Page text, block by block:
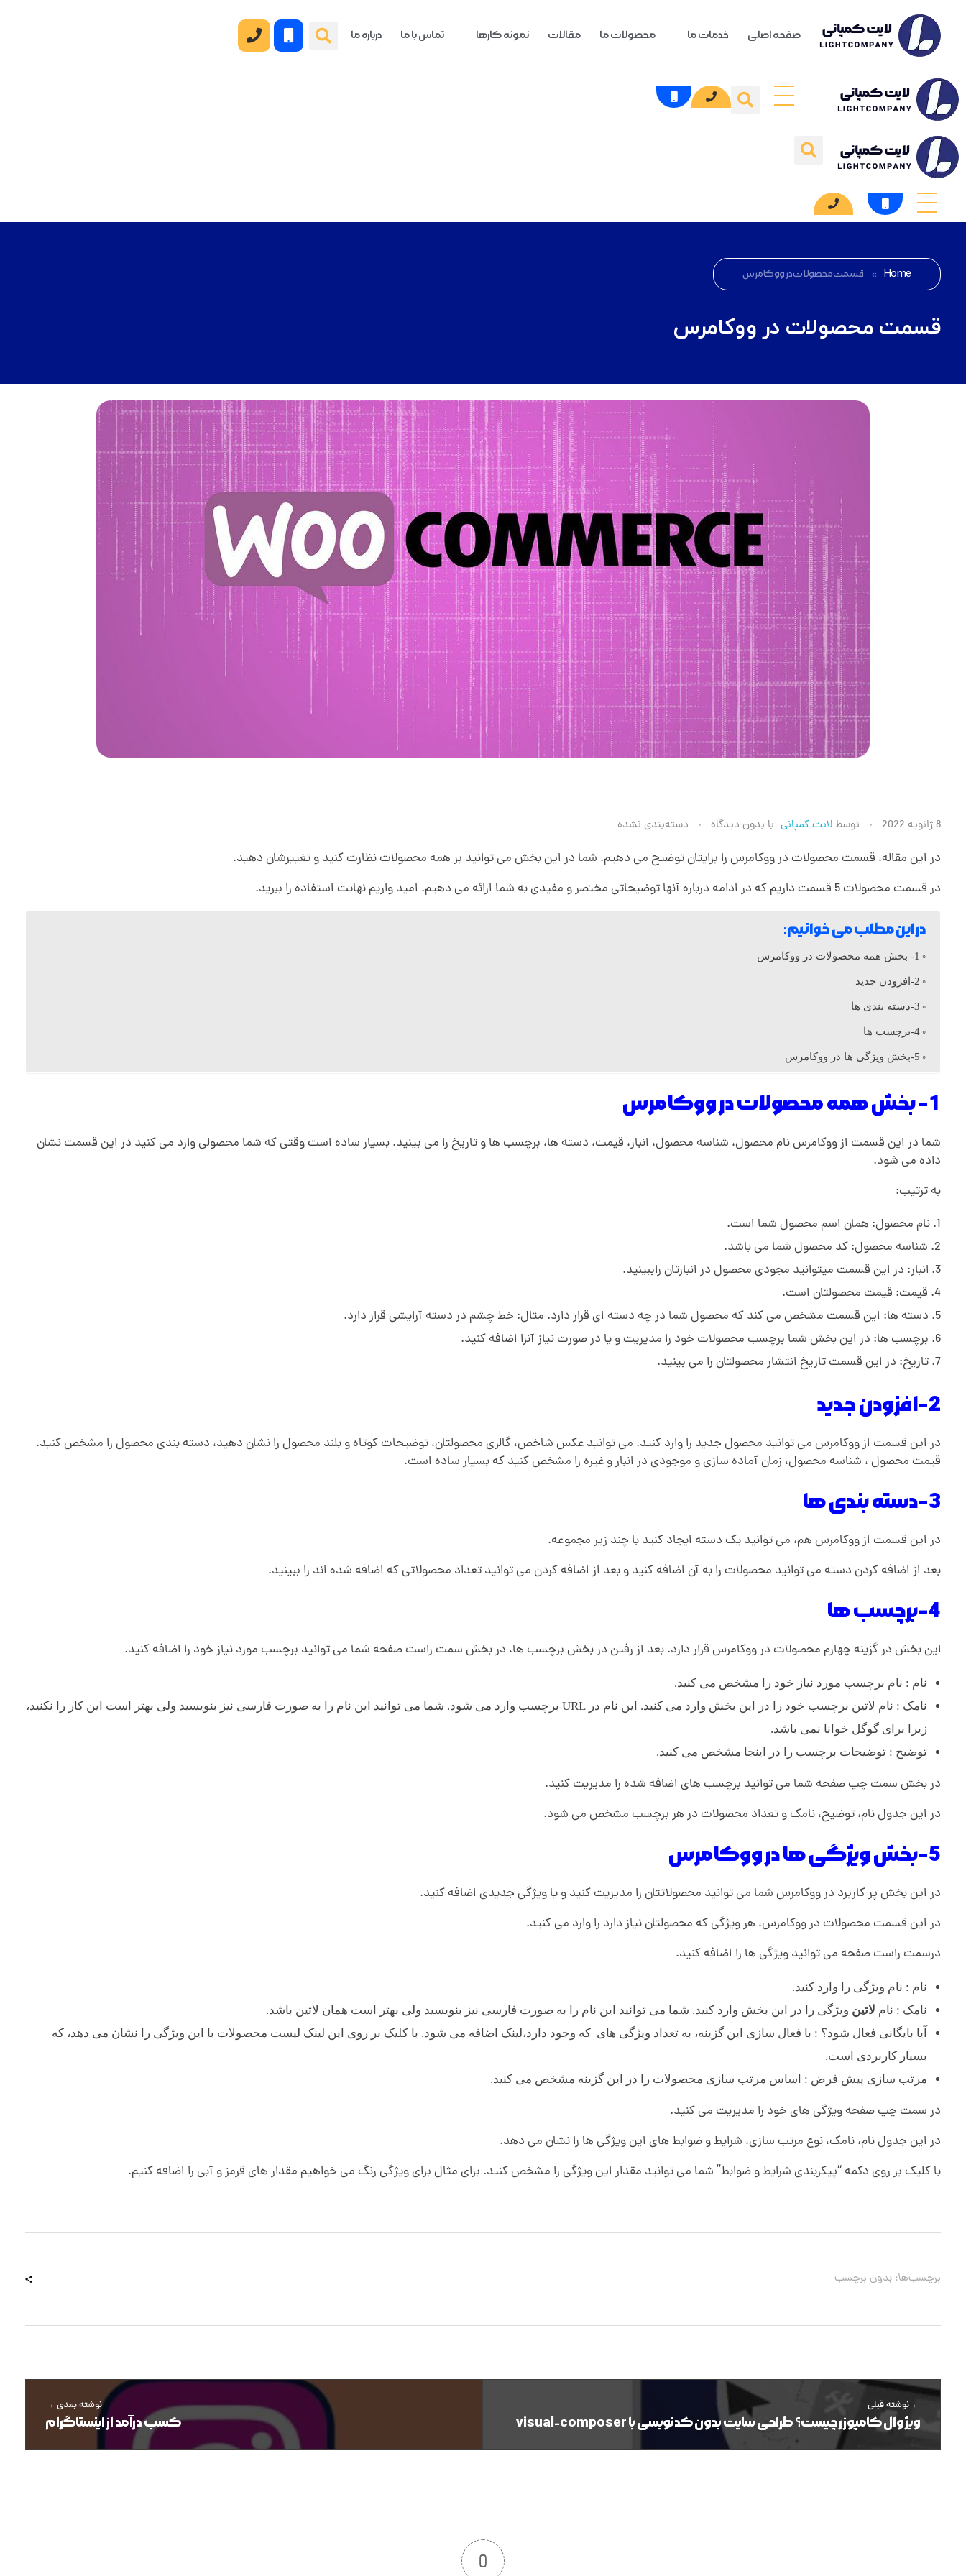
صفحه اصلی خدمات ما محصولات ما مقالات نمونه کارها تماس با ما درباره ما
Home
» قسمت محصولات در ووکامرس
قسمت محصولات در ووکامرس
ق
س
م
ت
م
ح
ص
و
ل
ا
ت
د
ر
و
و
ک
ا
م
ر
س
8 ژانویه 2022 توسطلایت کمپانی با بدون دیدگاه دسته‌بندی نشده
در این مقاله، قسمت محصولات در ووکامرس را برایتان توضیح می دهیم. شما در این بخش می توانید بر همه محصولات نظارت کنید و تغییرشان دهید.
در قسمت محصولات 5 قسمت داریم که در ادامه درباره آنها توضیحاتی مختصر و مفیدی به شما ارائه می دهیم. امید واریم نهایت استفاده را ببرید.
در این مطلب می خوانیم:
1- بخش همه محصولات در ووکامرس
2-افزودن جدید
3-دسته بندی ها
4-برچسب ها
5-بخش ویژگی ها در ووکامرس
1- بخش همه محصولات در ووکامرس
شما در این قسمت از ووکامرس نام محصول، شناسه محصول، انبار، قیمت، دسته ها، برچسب ها و تاریخ را می بینید. بسیار ساده است وقتی که شما محصولی وارد می کنید در این قسمت نشان
داده می شود.
به ترتیب:
نام محصول: همان اسم محصول شما است.
شناسه محصول: کد محصول شما می باشد.
انبار: در این قسمت میتوانید مجودی محصول در انبارتان راببینید.
قیمت: قیمت محصولتان است.
دسته ها: این قسمت مشخص می کند که محصول شما در چه دسته ای قرار دارد. مثال: خط چشم در دسته آرایشی قرار دارد.
برچسب ها: در این بخش شما برچسب محصولات خود را مدیریت و یا در صورت نیاز آنرا اضافه کنید.
تاریخ: در این قسمت تاریخ انتشار محصولتان را می بینید.
2-افزودن جدید
در این قسمت از ووکامرس می توانید محصول جدید را وارد کنید. می توانید عکس شاخص، گالری محصولتان، توضیحات کوتاه و بلند محصول را نشان دهید، دسته بندی محصول را مشخص کنید.
قیمت محصول ، شناسه محصول، زمان آماده سازی و موجودی در انبار و غیره را مشخص کنید که بسیار ساده است.
3-دسته بندی ها
در این قسمت از ووکامرس هم، می توانید یک دسته ایجاد کنید با چند زیر مجموعه.
بعد از اضافه کردن دسته می توانید محصولات را به آن اضافه کنید و بعد از اضافه کردن می توانید تعداد محصولاتی که اضافه شده اند را ببینید.
4-برچسب ها
این بخش در گزینه چهارم محصولات در ووکامرس قرار دارد. بعد از رفتن در بخش برچسب ها، در بخش سمت راست صفحه شما می توانید برچسب مورد نیاز خود را اضافه کنید.
نام : نام برچسب مورد نیاز خود را مشخص می کنید.
نامک : نام لاتین برچسب خود را در این بخش وارد می کنید. این نام در URL برچسب وارد می شود. شما می توانید این نام را به صورت فارسی نیز بنویسید ولی بهتر است این کار را نکنید،
زیرا برای گوگل خوانا نمی باشد.
توضیح : توضیحات برچسب را در اینجا مشخص می کنید.
در بخش سمت چپ صفحه شما می توانید برچسب های اضافه شده را مدیریت کنید.
در این جدول نام، توضیح، نامک و تعداد محصولات در هر برچسب مشخص می شود.
5-بخش ویژگی ها در ووکامرس
در این بخش پر کاربرد در ووکامرس شما می توانید محصولاتتان را مدیریت کنید و یا ویژگی جدیدی اضافه کنید.
در این قسمت محصولات در ووکامرس، هر ویژگی که محصولتان نیاز دارد را وارد می کنید.
درسمت راست صفحه می توانید ویژگی ها را اضافه کنید.
نام : نام ویژگی را وارد کنید.
نامک : نام لاتین ویژگی را در این بخش وارد کنید. شما می توانید این نام را به صورت فارسی نیز بنویسید ولی بهتر است همان لاتین باشد.
آیا بایگانی فعال شود؟ : با فعال سازی این گزینه، به تعداد ویژگی های که وجود دارد،لینک اضافه می شود. با کلیک بر روی این لینک لیست محصولات با این ویژگی را نشان می دهد، که
بسیار کاربردی است.
مرتب سازی پیش فرض : اساس مرتب سازی محصولات را در این گزینه مشخص می کنید.
در سمت چپ صفحه ویژگی های خود را مدیریت می کنید.
در این جدول نام، نامک، نوع مرتب سازی، شرایط و ضوابط های این ویژگی ها را نشان می دهد.
با کلیک بر روی دکمه “پیکربندی شرایط و ضوابط” شما می توانید مقدار این ویژگی را مشخص کنید. برای مثال برای ویژگی رنگ می خواهیم مقدار های قرمز و آبی را اضافه کنیم.
برچسب‌ها: بدون برچسب
نوشته قبلی
ویژوال کامپوزر چیست؟ طراحی سایت بدون کدنویسی با visual-composer
نوشته بعدی
کسب درآمد از اینستاگرام
0